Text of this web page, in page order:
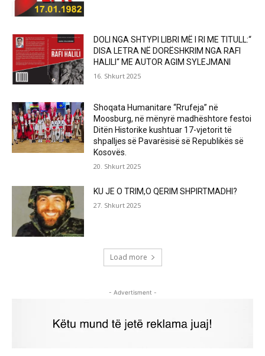
DOLI NGA SHTYPI LIBRI MË I RI ME TITULL:“
DISA LETRA NË DORËSHKRIM NGA RAFI
HALILI“ ME AUTOR AGIM SYLEJMANI
16. Shkurt 2025
Shoqata Humanitare “Rrufeja” në
Moosburg, në mënyrë madhështore festoi
Ditën Historike kushtuar 17-vjetorit të
shpalljes së Pavarësisë së Republikës së
Kosovës.
20. Shkurt 2025
KU JE O TRIM,O QERIM SHPIRTMADHI?
27. Shkurt 2025
Load more
- Advertisment -